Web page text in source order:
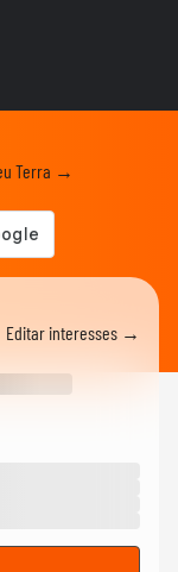
‘está gagá’
Daniel
padre viraliza
Terra →
Editar interesses →